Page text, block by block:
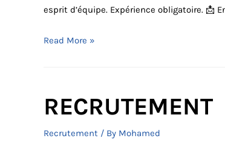
esprit d’équipe. Expérience obligatoire. 📩
RECRUTEMENT
Read More »
RECRUTEMENT
Recrutement / By Mohamed